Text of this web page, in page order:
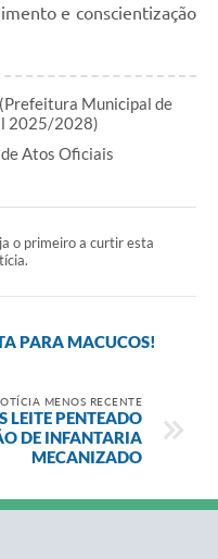
e conscientização
Municipal de
2025/2028)
Atos Oficiais
o primeiro a curtir esta
PARA MACUCOS!
MENOS RECENTE
LEITE PENTEADO
DE INFANTARIA
MECANIZADO